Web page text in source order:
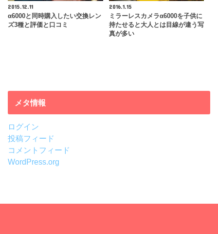
2015.12.11
α6000と同時購入したい交換レン
ズ3種と評価と口コミ
2016.1.15
ミラーレスカメラα6000を子供に
持たせると大人とは目線が違う写
真が多い
メタ情報
ログイン
投稿フィード
コメントフィード
WordPress.org